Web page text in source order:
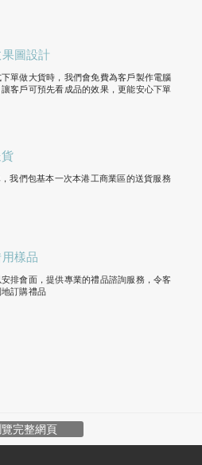
圖設計
單做大貨時，我們會免費為客戶製作電腦
客戶可預先看成品的效果，更能安心下單
我們包基本一次本港工商業區的送貨服務
樣品
排會面，提供專業的禮品諮詢服務，令客
訂購禮品
完整網頁